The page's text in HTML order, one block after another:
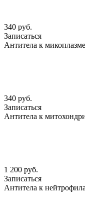
340 руб.
Записаться
Антитела к
340 руб.
Записаться
Антитела к
1 200 руб.
Записаться
Антитела к